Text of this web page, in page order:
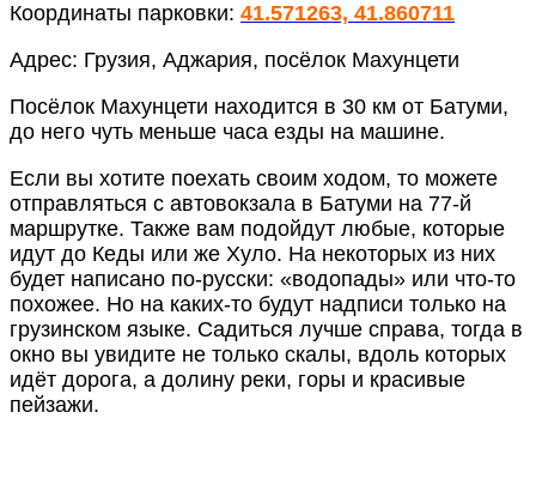
Координаты парковки: 41.571263, 41.860711
Адрес: Грузия, Аджария, посёлок Махунцети
Посёлок Махунцети находится в 30 км от Батуми,
до него чуть меньше часа езды на машине.
Если вы хотите поехать своим ходом, то можете
отправляться с автовокзала в Батуми на 77-й
маршрутке. Также вам подойдут любые, которые
идут до Кеды или же Хуло. На некоторых из них
будет написано по-русски: «водопады» или что-то
похожее. Но на каких-то будут надписи только на
грузинском языке. Садиться лучше справа, тогда в
окно вы увидите не только скалы, вдоль которых
идёт дорога, а долину реки, горы и красивые
пейзажи.